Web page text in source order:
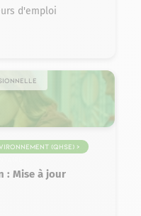
d'emploi
(QHSE) >
: Mise à jour